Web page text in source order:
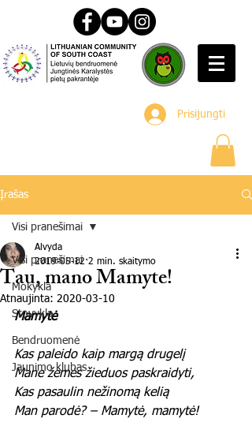
Prisijungti
Įrašas
Visi pranešimai
Mokykla
Stovykla
Bendruomenė
Jaunimo klubas
Visi pranešimai
Tau, mano Mamyte!
Alvyda
2019-05-12 2 min. skaitymo
Atnaujinta: 2020-03-10
Mamytė
Kas paleido kaip margą drugelį
Mane žemės žieduos paskraidyti,
Kas pasaulin nežinomą kelią
Man parodė? – Mamytė, mamytė!